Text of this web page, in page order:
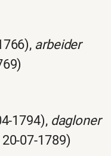
arbeider
1794), dagloner
07-1789)